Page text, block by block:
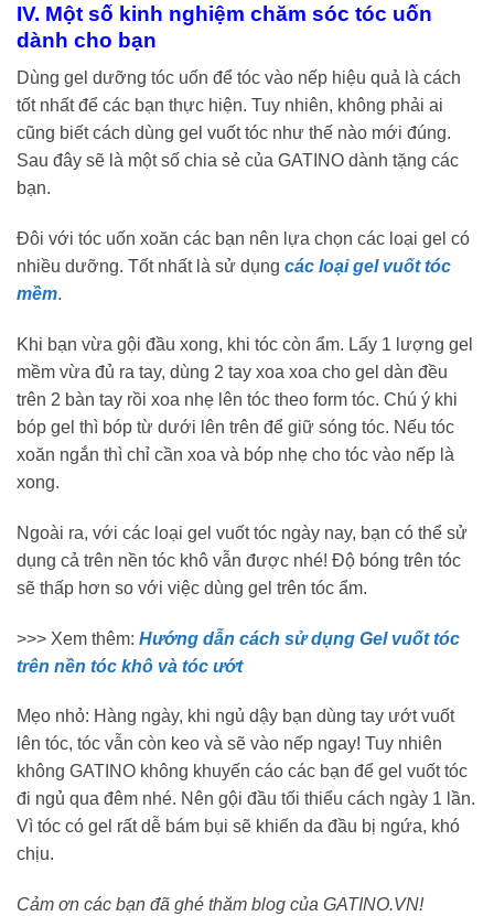
IV. Một số kinh nghiệm chăm sóc tóc uốn
dành cho bạn
Dùng gel dưỡng tóc uốn để tóc vào nếp hiệu quả là cách
tốt nhất để các bạn thực hiện. Tuy nhiên, không phải ai
cũng biết cách dùng gel vuốt tóc như thế nào mới đúng.
Sau đây sẽ là một số chia sẻ của GATINO dành tặng các
bạn.
Đôi với tóc uốn xoăn các bạn nên lựa chọn các loại gel có
nhiều dưỡng. Tốt nhất là sử dụng các loại gel vuốt tóc
mềm.
Khi bạn vừa gội đầu xong, khi tóc còn ẩm. Lấy 1 lượng gel
mềm vừa đủ ra tay, dùng 2 tay xoa xoa cho gel dàn đều
trên 2 bàn tay rồi xoa nhẹ lên tóc theo form tóc. Chú ý khi
bóp gel thì bóp từ dưới lên trên để giữ sóng tóc. Nếu tóc
xoăn ngắn thì chỉ cần xoa và bóp nhẹ cho tóc vào nếp là
xong.
Ngoài ra, với các loại gel vuốt tóc ngày nay, bạn có thể sử
dụng cả trên nền tóc khô vẫn được nhé! Độ bóng trên tóc
sẽ thấp hơn so với việc dùng gel trên tóc ẩm.
>>> Xem thêm: Hướng dẫn cách sử dụng Gel vuốt tóc
trên nền tóc khô và tóc ướt
Mẹo nhỏ: Hàng ngày, khi ngủ dậy bạn dùng tay ướt vuốt
lên tóc, tóc vẫn còn keo và sẽ vào nếp ngay! Tuy nhiên
không GATINO không khuyến cáo các bạn để gel vuốt tóc
đi ngủ qua đêm nhé. Nên gội đầu tối thiểu cách ngày 1 lần.
Vì tóc có gel rất dễ bám bụi sẽ khiến da đầu bị ngứa, khó
chịu.
Cảm ơn các bạn đã ghé thăm blog của GATINO.VN!